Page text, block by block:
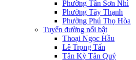
Phường Tân Sơn Nhì
Phường Tây Thạnh
Phường Phú Thọ Hòa
Tuyến đường nổi bật
Thoại Ngọc Hầu
Lê Trọng Tấn
Tân Kỳ Tân Quý